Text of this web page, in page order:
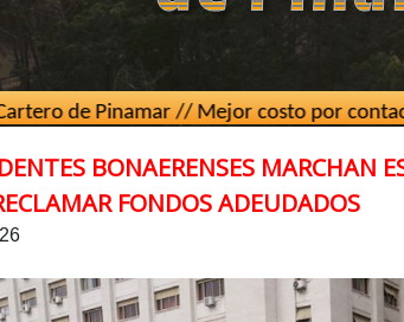
Pinamar // Mejor costo por contacto //
BONAERENSES MARCHAN
FONDOS ADEUDADOS